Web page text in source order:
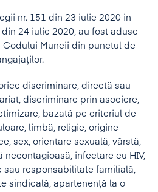
nr. 151 din 23 iulie 2020 in
24 iulie 2020, au fost aduse
Muncii din punctul de
discriminare, directă sau
discriminare prin asociere,
bazată pe criteriul de
limbă, religie, origine
sex, orientare sexuală, vârstă,
necontagioasă, infectare cu HIV,
responsabilitate familială,
sindicală, apartenență la o